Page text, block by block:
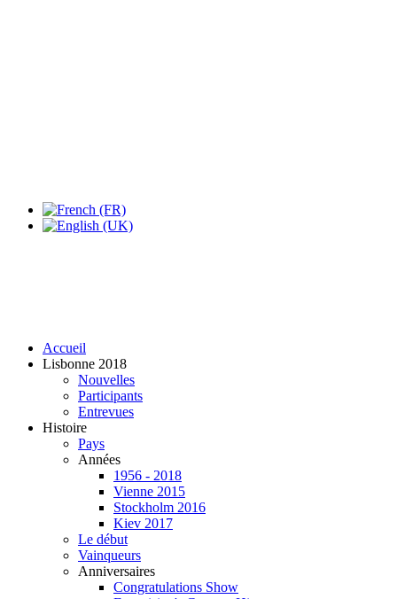
Accueil
Lisbonne 2018
Nouvelles
Participants
Entrevues
Histoire
Pays
Années
1956 - 2018
Vienne 2015
Stockholm 2016
Kiev 2017
Le début
Vainqueurs
Anniversaires
Congratulations Show